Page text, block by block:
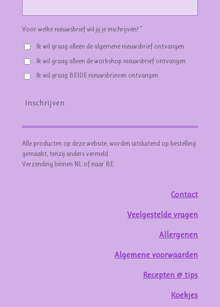
Voor welke nieuwsbrief wil jij je inschrijven? *
Ik wil graag alleen de algemene nieuwsbrief ontvangen
Ik wil graag alleen de workshop nieuwsbrief ontvangen
Ik wil graag BEIDE nieuwsbrieven ontvangen
Inschrijven
Alle producten op deze website, worden uitsluitend op bestelling
gemaakt, tenzij anders vermeld.
Verzending binnen NL of naar BE.
Contact
Veelgestelde vragen
Allergenen
Algemene voorwaarden
Recepten & tips
Koekjes